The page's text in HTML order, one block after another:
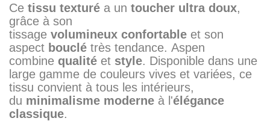
Ce tissu texturé a un toucher ultra doux,
grâce à son
tissage volumineux confortable et son
aspect bouclé très tendance. Aspen
combine qualité et style. Disponible dans une
large gamme de couleurs vives et variées, ce
tissu convient à tous les intérieurs,
du minimalisme moderne à l'élégance
classique.